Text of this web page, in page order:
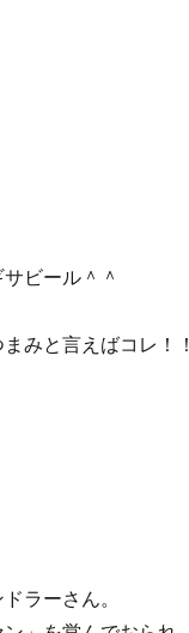
ビール＾＾
みと言えばコレ！！
ラーさん。